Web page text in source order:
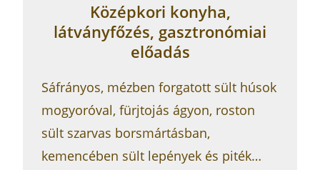
Középkori konyha,
látványfőzés, gasztronómiai
előadás
Sáfrányos, mézben forgatott sült húsok
mogyoróval, fürjtojás ágyon, roston
sült szarvas borsmártásban,
kemencében sült lepények és piték…